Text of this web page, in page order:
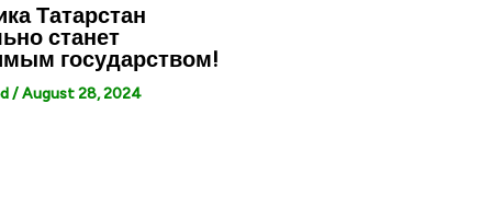
Татарстан
станет
государством!
/August 28, 2024